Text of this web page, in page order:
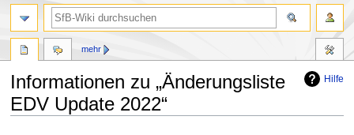
Hilfe
Informationen zu „Änderungsliste
EDV Update 2022“
mehr